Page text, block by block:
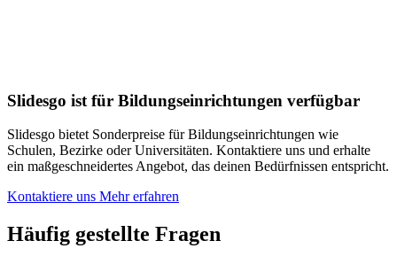
Slidesgo ist für Bildungseinrichtungen verfügbar
Slidesgo bietet Sonderpreise für Bildungseinrichtungen wie
Schulen, Bezirke oder Universitäten. Kontaktiere uns und erhalte
ein maßgeschneidertes Angebot, das deinen Bedürfnissen entspricht.
Kontaktiere uns Mehr erfahren
Häufig gestellte Fragen